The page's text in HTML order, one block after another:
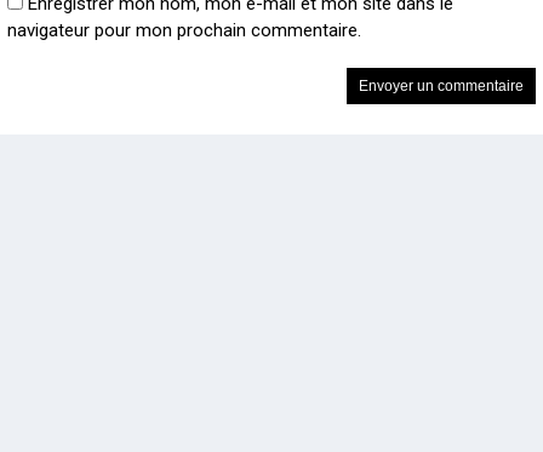
navigateur pour mon prochain commentaire.